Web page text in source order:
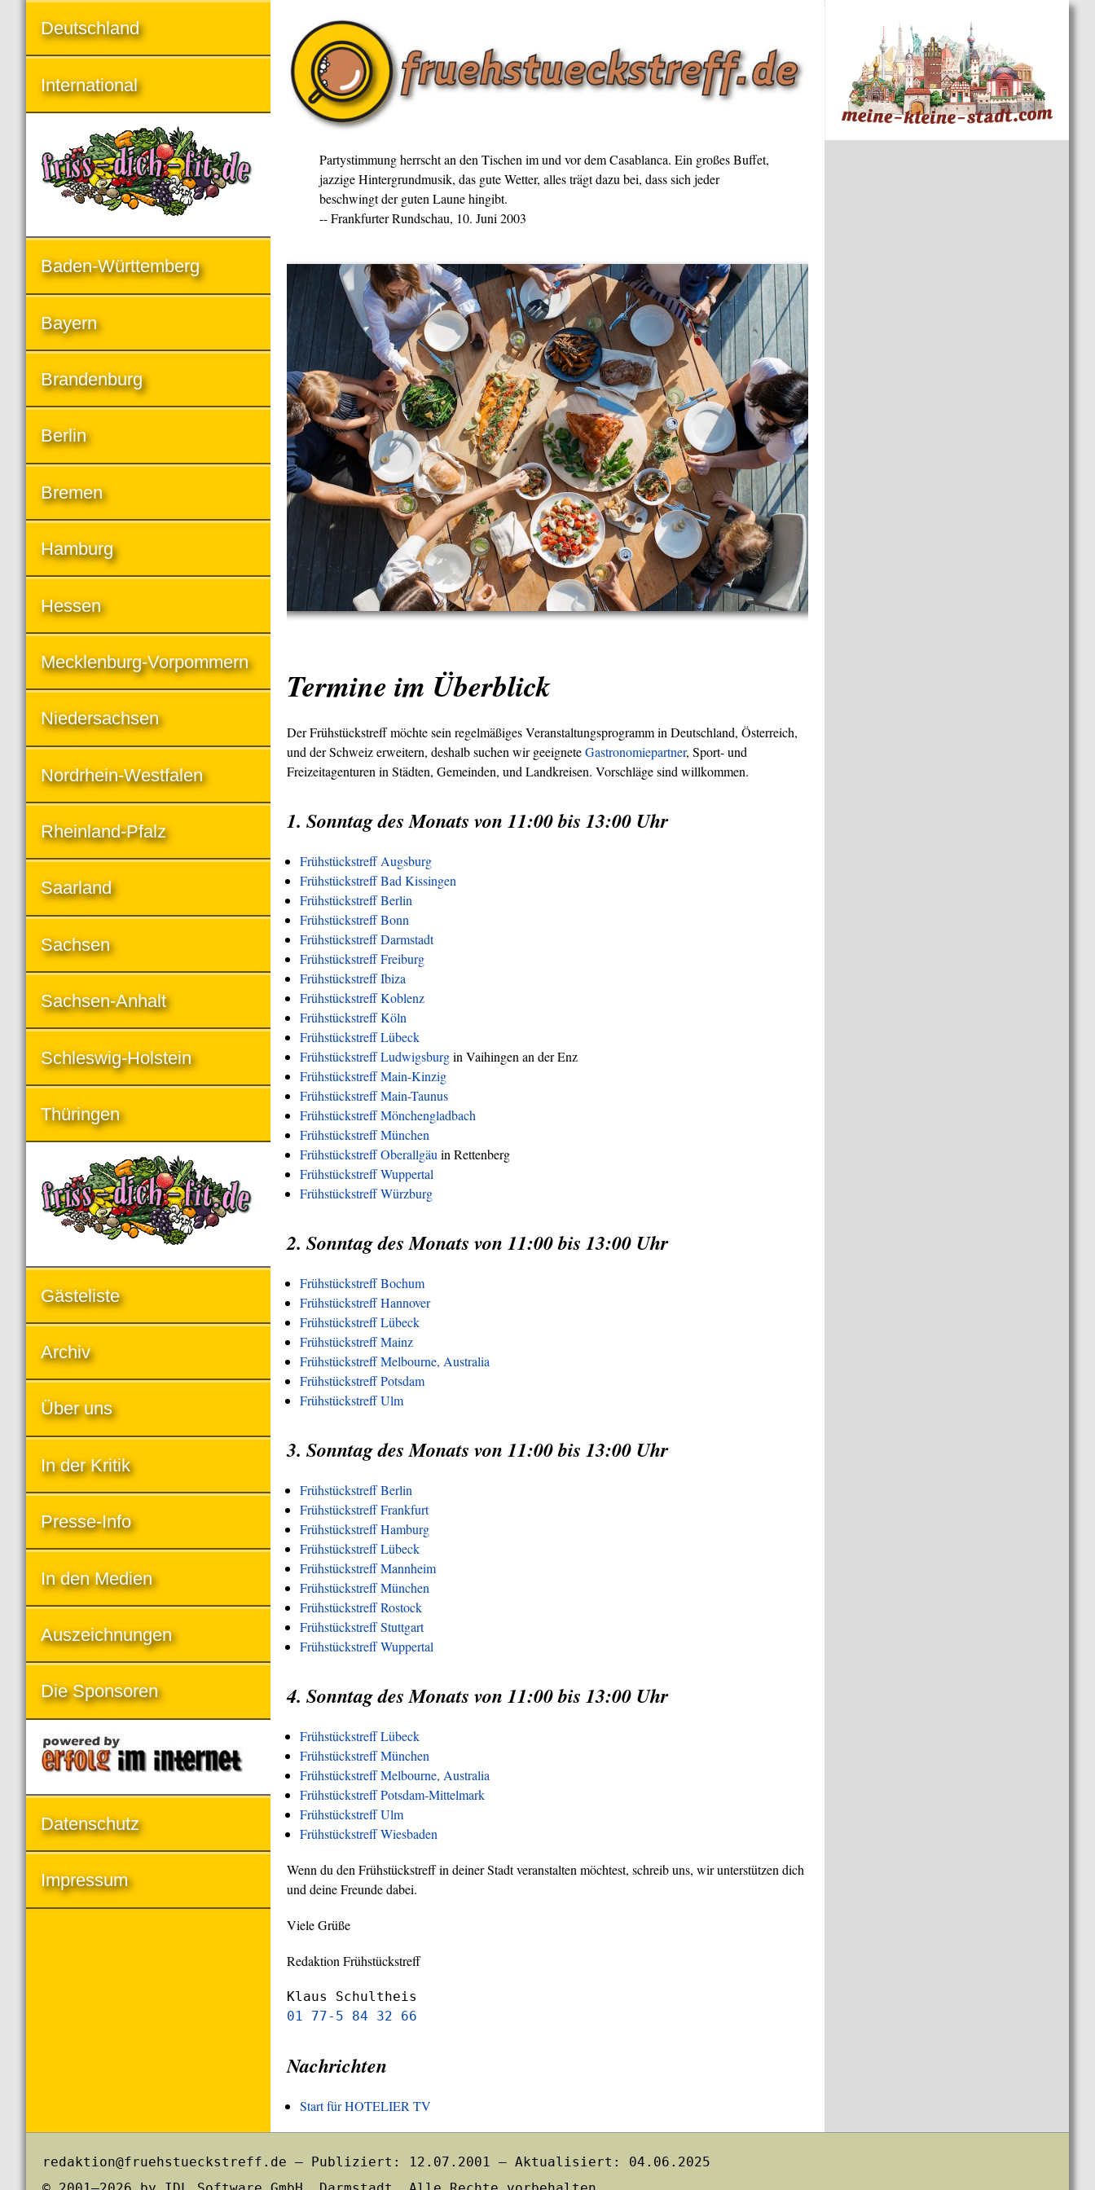
Partystimmung herrscht an den Tischen im und vor dem Casablanca. Ein großes Buffet,
jazzige Hintergrundmusik, das gute Wetter, alles trägt dazu bei, dass sich jeder
beschwingt der guten Laune hingibt.
-- Frankfurter Rundschau, 10. Juni 2003
Termine im Überblick
Der Frühstückstreff möchte sein regelmäßiges Veranstaltungsprogramm in Deutschland, Österreich,
und der Schweiz erweitern, deshalb suchen wir geeigneteGastronomiepartner, Sport- und
Freizeitagenturen in Städten, Gemeinden, und Landkreisen. Vorschläge sind willkommen.
1. Sonntag des Monats von 11:00 bis 13:00 Uhr
Frühstückstreff Augsburg
Frühstückstreff Bad Kissingen
Frühstückstreff Berlin
Frühstückstreff Bonn
Frühstückstreff Darmstadt
Frühstückstreff Freiburg
Frühstückstreff Ibiza
Frühstückstreff Koblenz
Frühstückstreff Köln
Frühstückstreff Lübeck
Frühstückstreff Ludwigsburgin Vaihingen an der Enz
Frühstückstreff Main-Kinzig
Frühstückstreff Main-Taunus
Frühstückstreff Mönchengladbach
Frühstückstreff München
Frühstückstreff Oberallgäuin Rettenberg
Frühstückstreff Wuppertal
Frühstückstreff Würzburg
2. Sonntag des Monats von 11:00 bis 13:00 Uhr
Frühstückstreff Bochum
Frühstückstreff Hannover
Frühstückstreff Lübeck
Frühstückstreff Mainz
Frühstückstreff Melbourne, Australia
Frühstückstreff Potsdam
Frühstückstreff Ulm
3. Sonntag des Monats von 11:00 bis 13:00 Uhr
Frühstückstreff Berlin
Frühstückstreff Frankfurt
Frühstückstreff Hamburg
Frühstückstreff Lübeck
Frühstückstreff Mannheim
Frühstückstreff München
Frühstückstreff Rostock
Frühstückstreff Stuttgart
Frühstückstreff Wuppertal
4. Sonntag des Monats von 11:00 bis 13:00 Uhr
Frühstückstreff Lübeck
Frühstückstreff München
Frühstückstreff Melbourne, Australia
Frühstückstreff Potsdam-Mittelmark
Frühstückstreff Ulm
Frühstückstreff Wiesbaden
Wenn du den Frühstückstreff in deiner Stadt veranstalten möchtest, schreib uns, wir unterstützen dich
und deine Freunde dabei.
Viele Grüße
Redaktion Frühstückstreff
Klaus Schultheis
01 77-5 84 32 66
Nachrichten
Start für HOTELIER TV
Deutschland
International
Baden-Württemberg
Bayern
Brandenburg
Berlin
Bremen
Hamburg
Hessen
Mecklenburg-Vorpommern
Niedersachsen
Nordrhein-Westfalen
Rheinland-Pfalz
Saarland
Sachsen
Sachsen-Anhalt
Schleswig-Holstein
Thüringen
Gästeliste
Archiv
Über uns
In der Kritik
Presse-Info
In den Medien
Auszeichnungen
Die Sponsoren
Datenschutz
Impressum
redaktion@fruehstueckstreff.de – Publiziert: 12.07.2001 – Aktualisiert: 04.06.2025